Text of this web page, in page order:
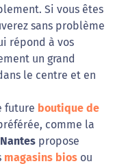
Si vous êtes
sans problème
répond à vos
un grand
le centre et en
future boutique de
comme la
Nantes propose
magasins bios ou